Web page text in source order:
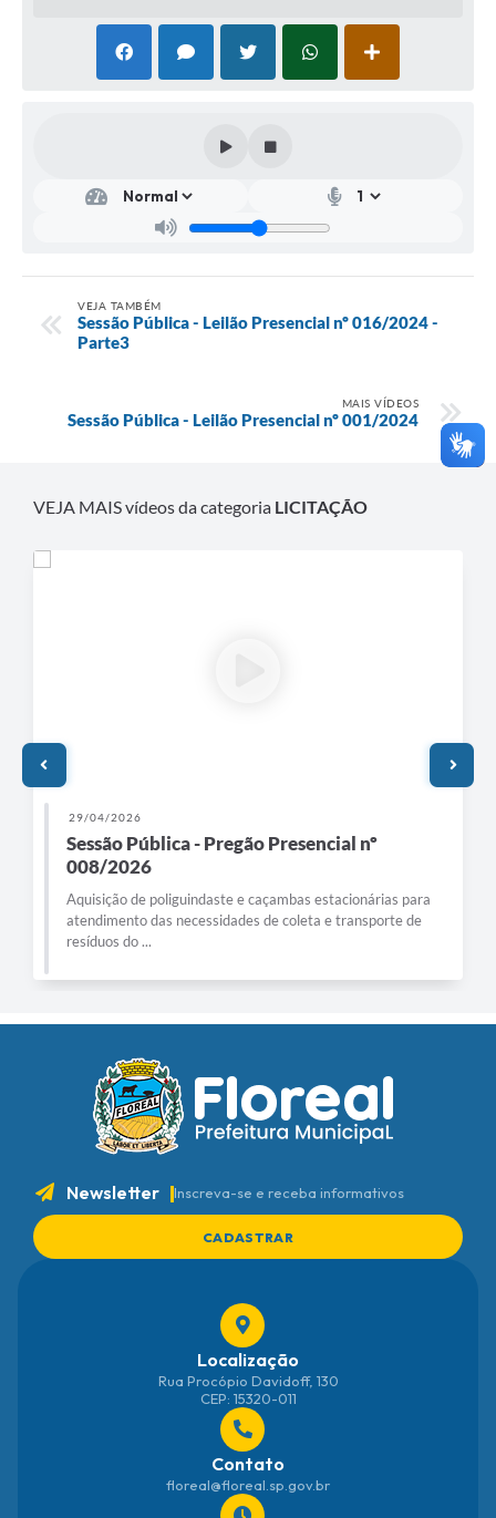
VEJA TAMBÉM
Sessão Pública - Leilão Presencial nº 016/2024 -
Parte3
MAIS VÍDEOS
Sessão Pública - Leilão Presencial nº 001/2024
VEJA MAIS vídeos da categoria LICITAÇÃO
29/04/2026
Sessão Pública - Pregão Presencial nº
008/2026
Aquisição de poliguindaste e caçambas estacionárias para
atendimento das necessidades de coleta e transporte de
resíduos do ...
Newsletter Inscreva-se e receba informativos
CADASTRAR
Localização
Rua Procópio Davidoff, 130
CEP: 15320-011
Contato
floreal@floreal.sp.gov.br